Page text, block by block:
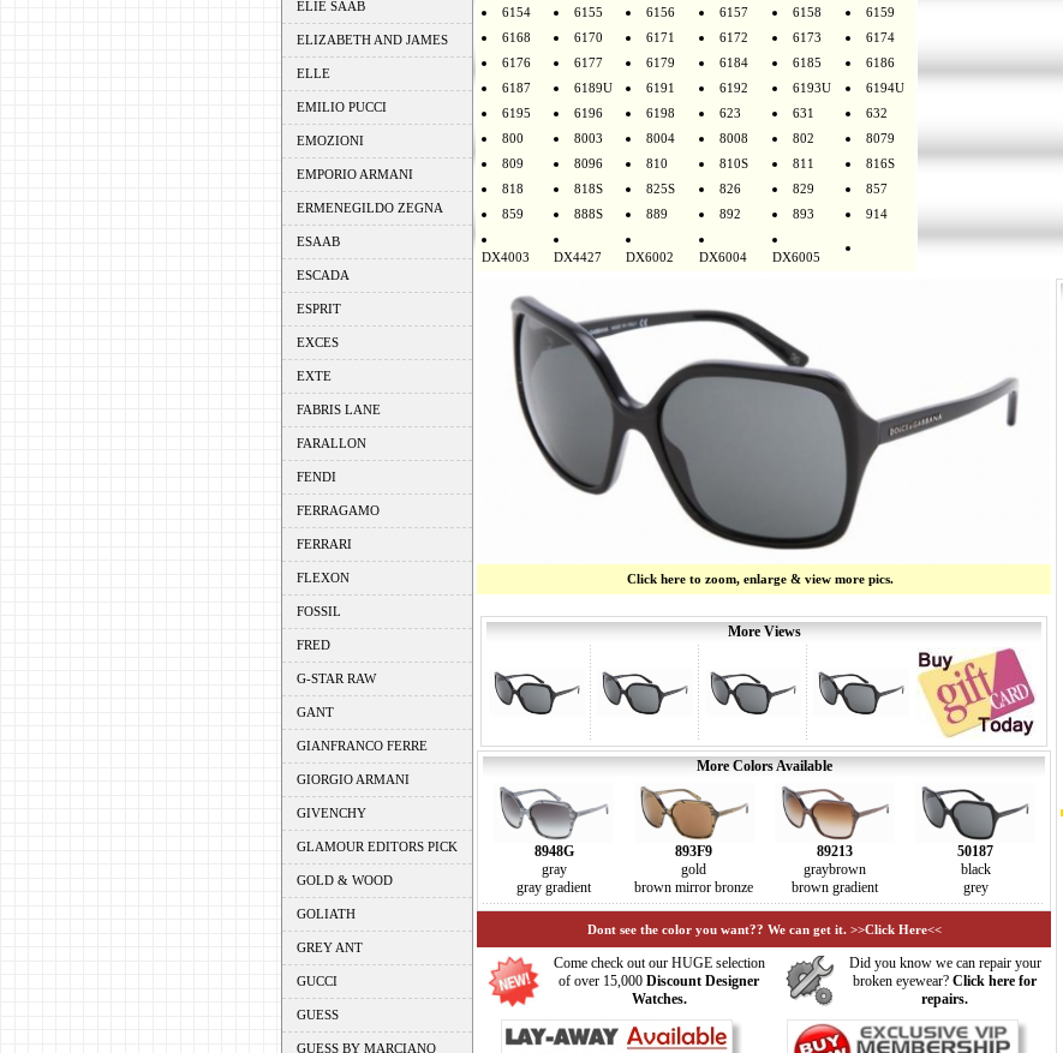
ELIE SAAB
ELIZABETH AND JAMES
ELLE
EMILIO PUCCI
EMOZIONI
EMPORIO ARMANI
ERMENEGILDO ZEGNA
ESAAB
ESCADA
ESPRIT
EXCES
EXTE
FABRIS LANE
FARALLON
FENDI
FERRAGAMO
FERRARI
FLEXON
FOSSIL
FRED
G-STAR RAW
GANT
GIANFRANCO FERRE
GIORGIO ARMANI
GIVENCHY
GLAMOUR EDITORS PICK
GOLD & WOOD
GOLIATH
GREY ANT
GUCCI
GUESS
GUESS BY MARCIANO
6154
6155 6156 6157 6158
6159
6168
6170 6171 6172 6173
6174
6176
6177 6179 6184 6185
6186
6187
6189U 6191 6192 6193U
6194U
6195
6196 6198 623 631
632
800
8003 8004 8008 802
8079
809
8096 810 810S 811
816S
818
818S 825S 826 829
857
859
888S 889 892 893 914
DX4003 DX4427 DX6002 DX6004 DX6005
Click here to zoom, enlarge & view more pics.
More Views
More Colors Available
8948G
gray
gray gradient
893F9
gold
brown mirror bronze
89213
graybrown
brown gradient
50187
black
grey
Dont see the color you want?? We can get it. >>Click Here<<
Come check out our HUGE selection
of over 15,000 Discount Designer
Watches.
Did you know we can repair your
broken eyewear? Click here for
repairs.